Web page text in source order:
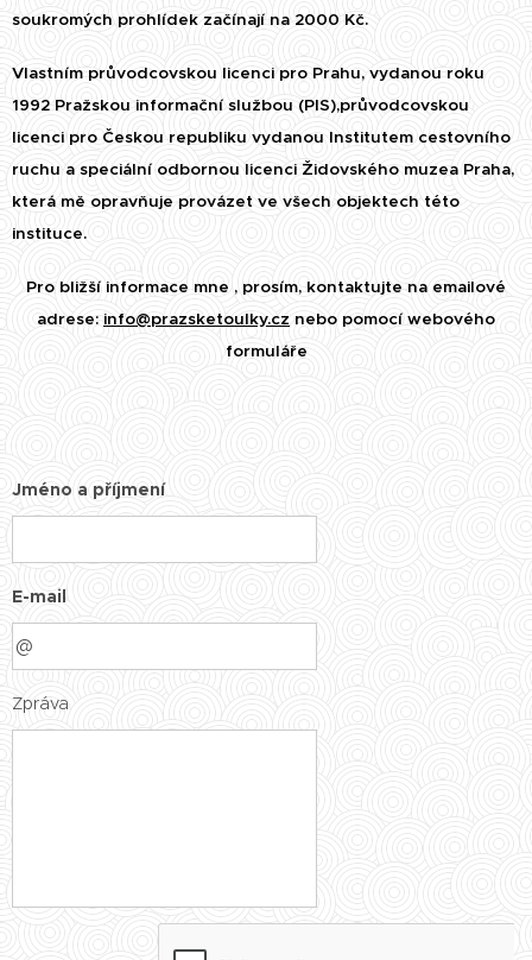
soukromých prohlídek začínají na 2000 Kč.
Vlastním průvodcovskou licenci pro Prahu, vydanou roku
1992 Pražskou informační službou (PIS),průvodcovskou
licenci pro Českou republiku vydanou Institutem cestovního
ruchu a speciální odbornou licenci Židovského muzea Praha,
která mě opravňuje provázet ve všech objektech této
instituce.
Pro bližší informace mne , prosím, kontaktujte na emailové
adrese: info@prazsketoulky.cz nebo pomocí webového
formuláře
Jméno a příjmení
E-mail
Zpráva